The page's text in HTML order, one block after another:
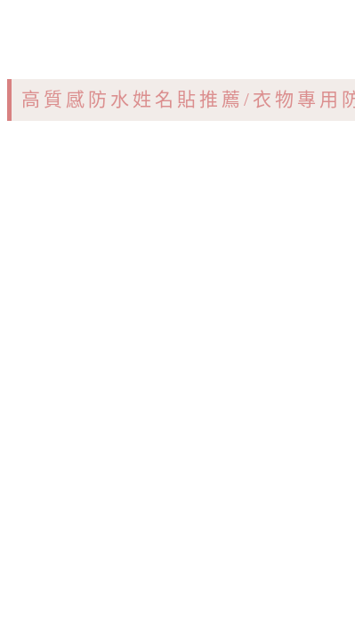
高質感防水姓名貼推薦/衣物專用